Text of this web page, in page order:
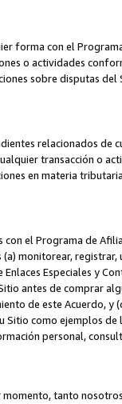
forma con el
o actividades
sobre disputas
relacionados de
transacción o
en materia
con el Programa de
(a) monitorear,
Especiales y
antes de comprar
de este Acuerdo,
Sitio como ejemplos
personal,
momento, tanto